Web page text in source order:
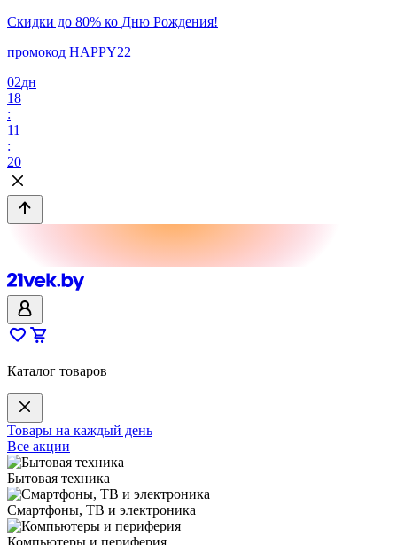
Скидки до 80% ко Дню Рождения!
промокод HAPPY22
02дн
18
:
11
:
20
Каталог товаров
Товары на каждый день
Все акции
Бытовая техника
Смартфоны, ТВ и электроника
Компьютеры и периферия